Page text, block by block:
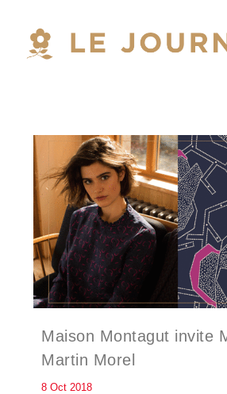
Maison Montagut invite
Martin Morel
8 Oct 2018